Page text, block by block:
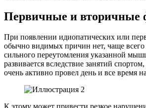
Первичные и вторичные
При появлении идиопатических или
обычно видимых причин нет, чаще всего
сильного переутомления указанной
развивается вследствие занятий
очень активно провел день и все время